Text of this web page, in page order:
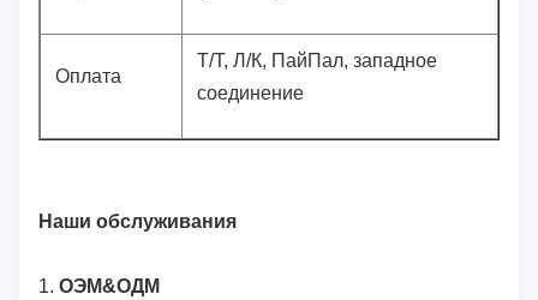
Оплата
Т/Т, Л/К, ПайПал, западное
соединение
Наши обслуживания
1. ОЭМ&ОДМ